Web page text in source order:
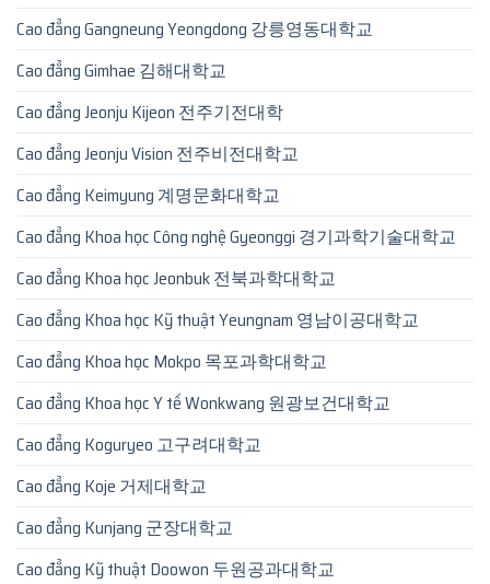
Cao đẳng Gangneung Yeongdong 강릉영동대학교
Cao đẳng Gimhae 김해대학교
Cao đẳng Jeonju Kijeon 전주기전대학
Cao đẳng Jeonju Vision 전주비전대학교
Cao đẳng Keimyung 계명문화대학교
Cao đẳng Khoa học Công nghệ Gyeonggi 경기과학기술대학교
Cao đẳng Khoa học Jeonbuk 전북과학대학교
Cao đẳng Khoa học Kỹ thuật Yeungnam 영남이공대학교
Cao đẳng Khoa học Mokpo 목포과학대학교
Cao đẳng Khoa học Y tế Wonkwang 원광보건대학교
Cao đẳng Koguryeo 고구려대학교
Cao đẳng Koje 거제대학교
Cao đẳng Kunjang 군장대학교
Cao đẳng Kỹ thuật Doowon 두원공과대학교